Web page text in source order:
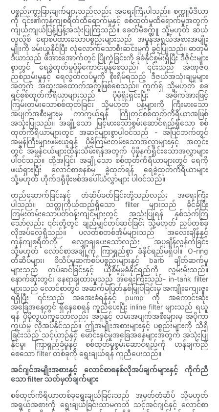
ပစ္စည်းကွာခြားချက်များသည်လည်း အရေးကြီးပါသည်။ စက္ကူမီဒီယာ
ကို ၎င်း၏ကုန်ကျစရိတ်ထိရောက်မှုနှင့် စစ်ထုတ်မှုထိရောက်မှုအတွက်
ကျယ်ကျယ်ပြန့်ပြန့်အသုံးပြုကြသည်။ ခေတ်မီစက္ကူ သို့မဟုတ် ဆယ်
လူလို့စ် ရောစပ်ထားသောပစ္စည်းများသည် အမှုန်အရွယ်အစားအမျိုး
မျိုးကို ဖမ်းယူနိုင်ပြီး လုံလောက်သောစီးဆင်းမှုကို ခွင့်ပြုသည်။ ဓာတုမီ
ဒီယာသည် ဖိအားအောက်တွင် ပြိုကွဲခြင်းကို ခုခံနိုင်စွမ်းရှိပြီး ဒီဇိုင်းများ
စွာတွင် ရေခွဲထုတ်မှုပိုမိုကောင်းမွန်စေသည်၊ ၎င်းသည် အဏုဇီဝ
ညစ်ညမ်းမှုနှင့် ရေလွတ်လပ်မှုကို စိုးရိမ်ရသည့် ဒီဇယ်အသုံးချမှုများ
အတွက် အထူးအထောက်အကူဖြစ်စေသည်။ ကွက်ရှ် သို့မဟုတ် စခ
ရင်စစ်ထုတ်ကိရိယာများသည် ပိုမိုရိုးရှင်းပြီး အဓိကအားဖြင့်
ကြမ်းတမ်းသောစစ်ထုတ်ခြင်း သို့မဟုတ် ပန့်များကို ကြီးမားသော
အပျက်အစီးများမှ ကာကွယ်ရန် ကြိုတင်စစ်ထုတ်ကိရိယာအဖြစ်
အသုံးပြုသည်။ အချို့သော မြင့်မားသောစွမ်းဆောင်ရည်ရှိသော စစ်
ထုတ်ကိရိယာများတွင် အဆင့်များစွာပါဝင်သည် - အပြင်ဘက်တွင်
အမှုန်ကြီးများဖမ်းယူရန် ပိုမိုကြမ်းတမ်းသောအလွှာများနှင့် အတွင်း
တွင် အမှုန်ငယ်များထိန်းသိမ်းရန်အတွက် ပိုမိုနက်ရှိုင်းသောအလွှာများ
ပါဝင်သည်။ ထို့အပြင်၊ အချို့သော စစ်ထုတ်ကိရိယာများတွင် ရေကို
ဖယ်ရှားပြီး လောင်စာစနစ်မှ ခွဲထုတ်ရန် ရေခွဲထုတ်ကိရိယာများ
သို့မဟုတ် ဟိုက်ဒရိုဖိုးဗစ်အပေါ်ယံလွှာများ ပါဝင်သည်။
တည်ဆောက်ခြင်းနှင့် တံဆိပ်ခတ်ခြင်းတို့သည်လည်း အရေးကြီး
ပါသည်။ သတ္တုကိုယ်ထည်ရှိသော filter များသည် ခိုင်ခံ့ပြီး
ကြမ်းတမ်းသောပတ်ဝန်းကျင်များတွင် အသုံးပြုရန် နှစ်သက်ကြ
သော်လည်း ၎င်းတို့တွင် ချည်မျှင်တပ်ဆင်ခြင်း သို့မဟုတ် ညှပ်တစ်ခု
လိုအပ်လေ့ရှိသည်။ ပလတ်စတစ်အိမ်များသည် အလေးချိန်နှင့်
ကုန်ကျစရိတ်ကို လျှော့ချပေးသော်လည်း အပူချိန်လွန်ကဲခြင်း
သို့မဟုတ် လောင်စာအချို့ကို ကြာရှည်စွာ ခံနိုင်ရည်မရှိပါ။ O-ring
တံဆိပ်များ၊ ဖိသိပ်မှုဆက်စပ်ပစ္စည်းများနှင့် barb ချိတ်ဆက်မှု
များသည် တပ်ဆင်ခြင်းနှင့် ယိုစိမ့်မှုခံနိုင်ရည်ကို လွှမ်းမိုးသည်။
နောက်ဆုံးတွင်၊ နေရာချထားမှုသည် အရေးကြီးသည်- in-tank filter
များသည် လောင်စာတွင် အဆက်မပြတ်နှစ်မြှုပ်ခြင်းမှ အကျိုးကျေးဇူး
ရရှိပြီး ၎င်းသည် အအေးခံရန်နှင့် pump ကို အကောင်းဆုံး
အခြေအနေတွင် ရှိနေစေရန် ကူညီပေးပြီး inline filter များသည် ရယူ
ရန် ပိုမိုလွယ်ကူသော်လည်း အပူနှင့် လမ်းအပျက်အစီးများမှ အပိုကာ
ကွယ်မှု လိုအပ်နိုင်သည်။ ဤအမျိုးအစားများနှင့် ပစ္စည်းများကို သိရှိ
ခြင်းသည် သင့်ယာဉ်နှင့် မောင်းနှင်မှုအခြေအနေများအတွက် အသုံးပြု
နိုင်မှု၊ ကြာရှည်ခံမှုနှင့် စစ်ထုတ်မှုစွမ်းဆောင်ရည်ကို ဟန်ချက်ညီ
စေသော filter တစ်ခုကို ရွေးချယ်ရန် ကူညီပေးသည်။
အင်ဂျင်အမျိုးအစားနှင့် လောင်စာစနစ်လိုအပ်ချက်များနှင့် ကိုက်ညီ
သော filter သတ်မှတ်ချက်များ
စစ်ထုတ်ကိရိယာတစ်ခုရွေးချယ်ခြင်းသည် အမှတ်တံဆိပ် သို့မဟုတ်
အရွယ်အစားကို ရွေးချယ်ခြင်းသာမကဘဲ သင့်အင်ဂျင်နှင့် လောင်စာ